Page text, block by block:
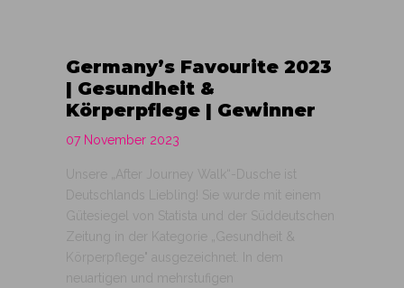
Germany’s Favourite 2023
| Gesundheit &
Körperpflege | Gewinner
07 November 2023
Unsere „After Journey Walk“-Dusche ist
Deutschlands Liebling! Sie wurde mit einem
Gütesiegel von Statista und der Süddeutschen
Zeitung in der Kategorie „Gesundheit &
Körperpflege" ausgezeichnet. In dem
neuartigen und mehrstufigen